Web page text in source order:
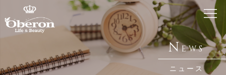
NEWS
ニュース